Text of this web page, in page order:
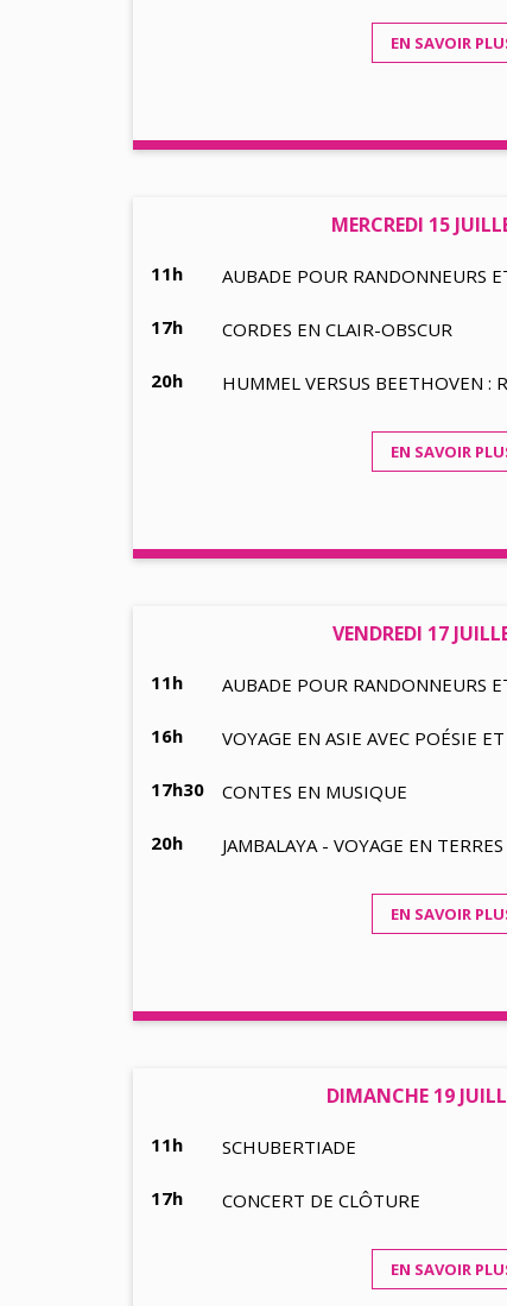
EN SAVOIR
MERCREDI 15
11h AUBADE POUR RANDONNEURS
17h CORDES EN CLAIR-OBSCUR
20h HUMMEL VERSUS BEETHOVEN :
EN SAVOIR
VENDREDI 17
11h AUBADE POUR RANDONNEURS
16h VOYAGE EN ASIE AVEC POÉSIE
17h30 CONTES EN MUSIQUE
20h JAMBALAYA - VOYAGE EN
EN SAVOIR
DIMANCHE 19
11h SCHUBERTIADE
17h CONCERT DE CLÔTURE
EN SAVOIR